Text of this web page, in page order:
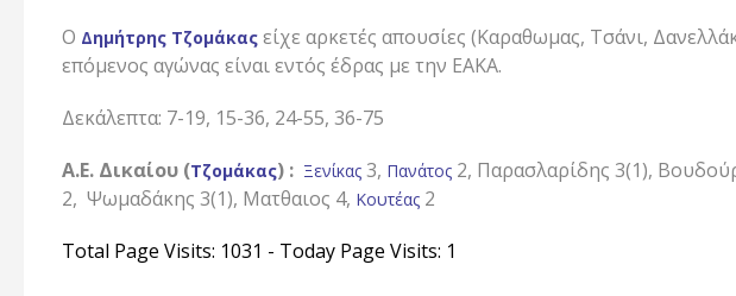
Ο Δημήτρης Τζομάκας είχε αρκετές απουσίες (Καραθωμας, Τσάνι,
επόμενος αγώνας είναι εντός έδρας με την ΕΑΚΑ.
Δεκάλεπτα: 7-19, 15-36, 24-55, 36-75
Α.Ε. Δικαίου (Τζομάκας) : Ξενίκας 3, Πανάτος 2, Παρασλαρίδης 3(1),
2, Ψωμαδάκης 3(1), Ματθαιος 4, Κουτέας 2
Total Page Visits: 1031 - Today Page Visits: 1